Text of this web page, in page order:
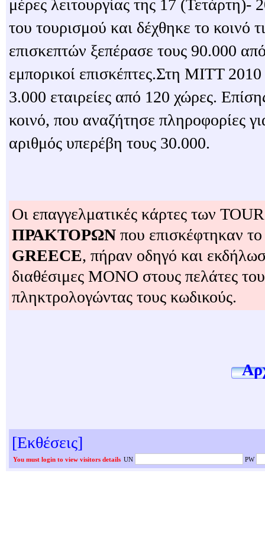
μέρες λειτουργίας της 17
του τουρισμού και δέχθηκε το κοινό
επισκεπτών ξεπέρασε τους 90.000
εμπορικοί επισκέπτες.Στη MITT
3.000 εταιρείες από 120 χώρες.
κοινό, που αναζήτησε πληροφορίες
αριθμός υπερέβη τους 30.000.
Οι επαγγελματικές κάρτες των
ΠΡΑΚΤΟΡΩΝ που επισκέφτηκαν
GREECE, πήραν οδηγό και
διαθέσιμες ΜΟΝΟ στους πελάτες
πληκτρολογώντας τους κωδικούς.
[Εκθέσεις]
You must login to view visitors details UN PW